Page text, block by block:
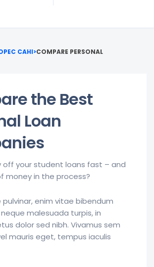
CAHI>COMPARE PERSONAL
the Best
Loan
your student loans fast – and
money in the process?
pulvinar, enim vitae bibendum
malesuada turpis, in
dolor sed nibh. Vivamus sem
mauris eget, tempus iaculis